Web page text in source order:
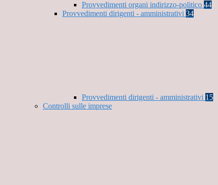
Provvedimenti organi indirizzo-politico 44
Provvedimenti dirigenti - amministrativi 34
Provvedimenti dirigenti - amministrativi 15
Controlli sulle imprese